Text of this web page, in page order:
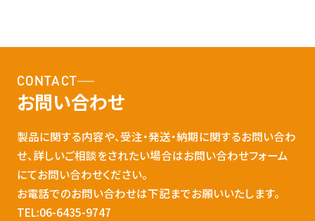
CONTACT
お問い合わせ
製品に関する内容や、受注・発送・納期に関するお問い合わ
せ、詳しいご相談をされたい場合はお問い合わせフォーム
にてお問い合わせください。
お電話でのお問い合わせは下記までお願いいたします。
TEL:06-6435-9747